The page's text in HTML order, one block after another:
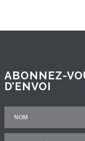
ABONNEZ-
D’ENVOI